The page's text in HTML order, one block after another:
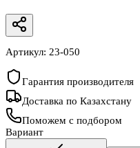
Артикул: 23-050
Гарантия производителя
Доставка по Казахстану
Поможем с подбором
Вариант